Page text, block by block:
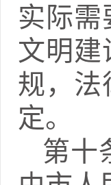
实际需
文明建
规，法
定。
第十